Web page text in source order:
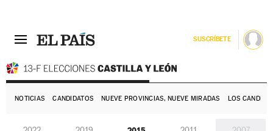
SUSCRÍBETE
NOTICIAS CANDIDATOS NUEVE PROVINCIAS, NUEVE MIRADAS LOS